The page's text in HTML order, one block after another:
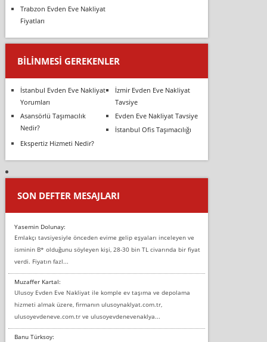
Trabzon Evden Eve Nakliyat
Fiyatları
BILINMESI GEREKENLER
İstanbul Evden Eve Nakliyat
Yorumları
İzmir Evden Eve Nakliyat
Tavsiye
Asansörlü Taşımacılık
Nedir?
Evden Eve Nakliyat Tavsiye
İstanbul Ofis Taşımacılığı
Ekspertiz Hizmeti Nedir?
SON DEFTER MESAJLARI
Yasemin Dolunay:
Emlakçı tavsiyesiyle önceden evime gelip eşyaları inceleyen ve
isminin B* olduğunu söyleyen kişi, 28-30 bin TL civarında bir fiyat
verdi. Fiyatın fazl...
Muzaffer Kartal:
Ulusoy Evden Eve Nakliyat ile komple ev taşıma ve depolama
hizmeti almak üzere, firmanın ulusoynaklyat.com.tr,
ulusoyevdeneve.com.tr ve ulusoyevdenevenaklya...
Banu Türksoy: